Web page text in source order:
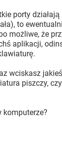
porty
to
możliwe, że
aplikacji,
wciskasz
piszczy,